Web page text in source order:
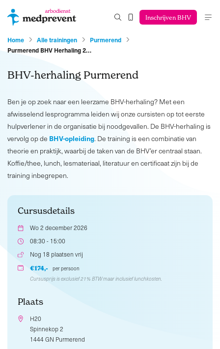
Inschrijven BHV
Home Alle trainingen
Purmerend
Purmerend BHV Herhaling 2…
BHV-herhaling Purmerend
Ben je op zoek naar een leerzame BHV-herhaling? Met een
afwisselend lesprogramma leiden wij onze cursisten op tot eerste
hulpverlener in de organisatie bij noodgevallen. De BHV-herhaling is
vervolg op de BHV-opleiding. De training is een combinatie van
theorie en praktijk, waarbij de taken van de BHV’er centraal staan.
Koffie/thee, lunch, lesmateriaal, literatuur en certificaat zijn bij de
training inbegrepen.
Cursusdetails
Wo 2 december 2026
08:30 - 15:00
Nog 18 plaatsen vrij
€174,-
per persoon
Cursusprijs is exclusief 21% BTW maar inclusief lunchkosten.
Plaats
H20
Spinnekop 2
1444 GN Purmerend